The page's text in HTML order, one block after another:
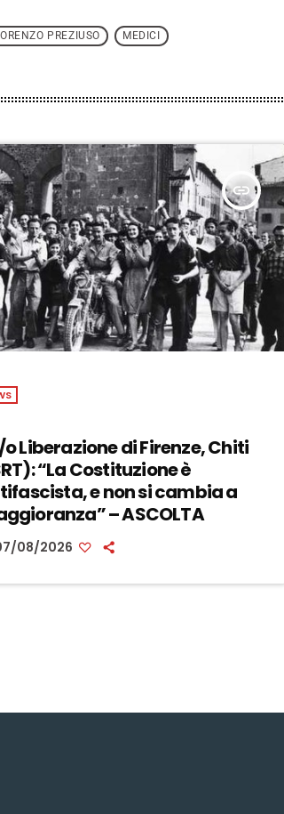
PREZIUSO MEDICI
insert_link
Liberazione di Firenze, Chiti
“La Costituzione è
e non si cambia a
– ASCOLTA
08/2026